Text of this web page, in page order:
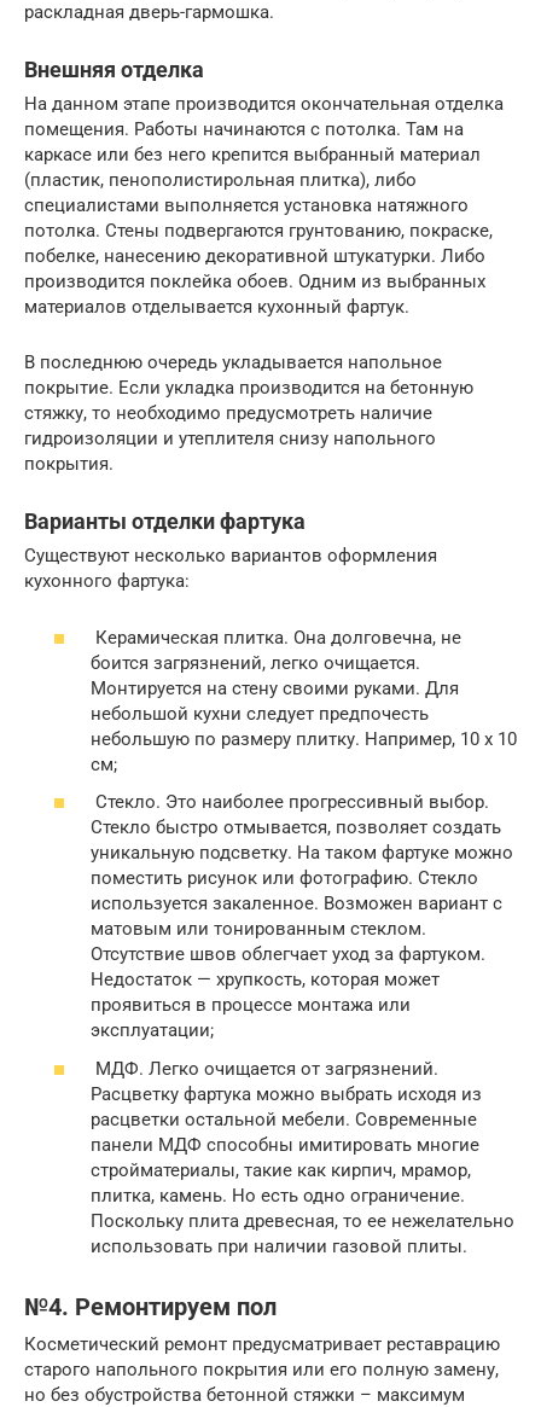
раскладная дверь-гармошка.
Внешняя отделка
На данном этапе производится окончательная отделка
помещения. Работы начинаются с потолка. Там на
каркасе или без него крепится выбранный материал
(пластик, пенополистирольная плитка), либо
специалистами выполняется установка натяжного
потолка. Стены подвергаются грунтованию, покраске,
побелке, нанесению декоративной штукатурки. Либо
производится поклейка обоев. Одним из выбранных
материалов отделывается кухонный фартук.
В последнюю очередь укладывается напольное
покрытие. Если укладка производится на бетонную
стяжку, то необходимо предусмотреть наличие
гидроизоляции и утеплителя снизу напольного
покрытия.
Варианты отделки фартука
Существуют несколько вариантов оформления
кухонного фартука:
Керамическая плитка. Она долговечна, не
боится загрязнений, легко очищается.
Монтируется на стену своими руками. Для
небольшой кухни следует предпочесть
небольшую по размеру плитку. Например, 10 х 10
см;
Стекло. Это наиболее прогрессивный выбор.
Стекло быстро отмывается, позволяет создать
уникальную подсветку. На таком фартуке можно
поместить рисунок или фотографию. Стекло
используется закаленное. Возможен вариант с
матовым или тонированным стеклом.
Отсутствие швов облегчает уход за фартуком.
Недостаток — хрупкость, которая может
проявиться в процессе монтажа или
эксплуатации;
МДФ. Легко очищается от загрязнений.
Расцветку фартука можно выбрать исходя из
расцветки остальной мебели. Современные
панели МДФ способны имитировать многие
стройматериалы, такие как кирпич, мрамор,
плитка, камень. Но есть одно ограничение.
Поскольку плита древесная, то ее нежелательно
использовать при наличии газовой плиты.
№4. Ремонтируем пол
Косметический ремонт предусматривает реставрацию
старого напольного покрытия или его полную замену,
но без обустройства бетонной стяжки – максимум